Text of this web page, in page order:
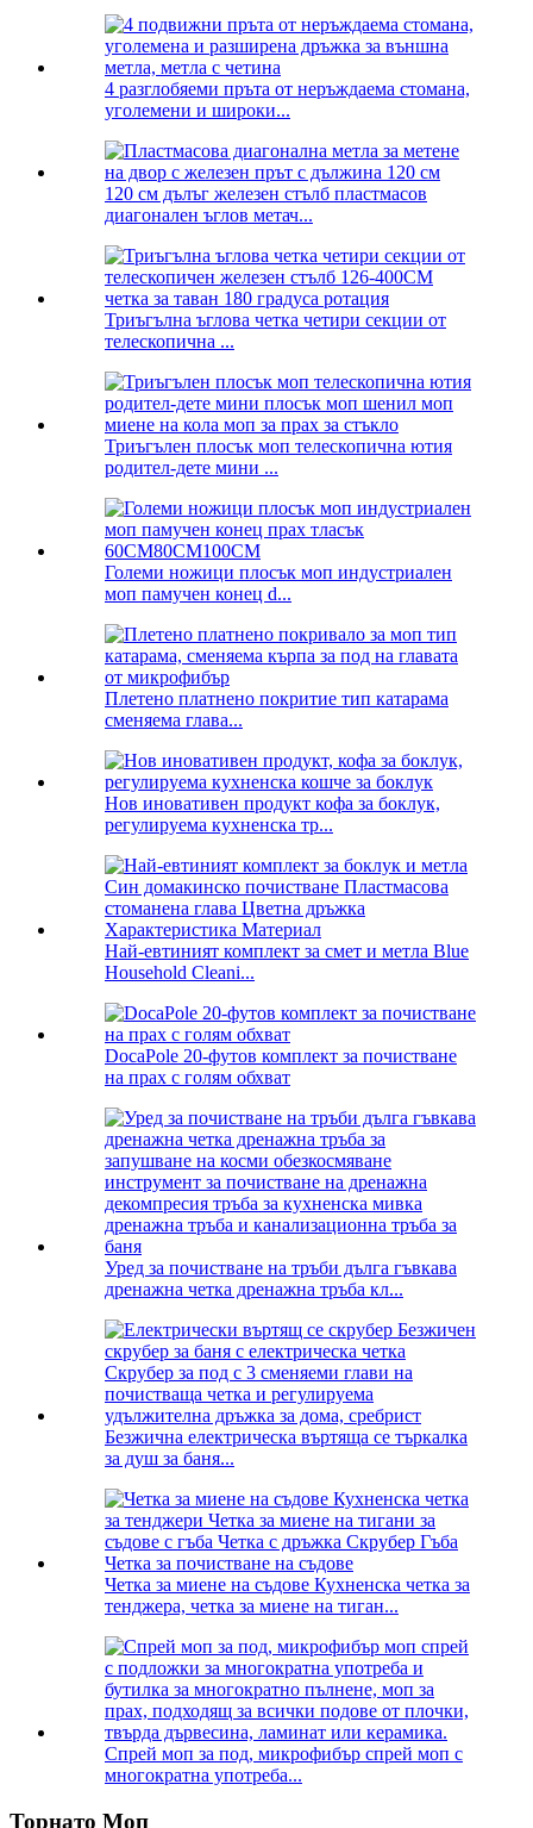
4 разглобяеми пръта от неръждаема стомана,
уголемени и широки...
120 см дълъг железен стълб пластмасов
диагонален ъглов метач...
Триъгълна ъглова четка четири секции от
телескопична ...
Триъгълен плосък моп телескопична ютия
родител-дете мини ...
Големи ножици плосък моп индустриален
моп памучен конец d...
Плетено платнено покритие тип катарама
сменяема глава...
Нов иновативен продукт кофа за боклук,
регулируема кухненска тр...
Най-евтиният комплект за смет и метла Blue
Household Cleani...
DocaPole 20-футов комплект за почистване
на прах с голям обхват
Уред за почистване на тръби дълга гъвкава
дренажна четка дренажна тръба кл...
Безжична електрическа въртяща се търкалка
за душ за баня...
Четка за миене на съдове Кухненска четка за
тенджера, четка за миене на тиган...
Спрей моп за под, микрофибър спрей моп с
многократна употреба...
Торнато Моп